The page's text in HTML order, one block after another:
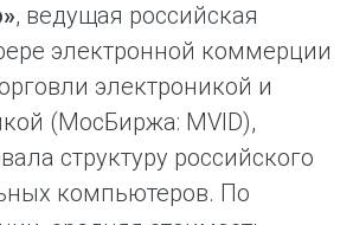
, ведущая российская
электронной коммерции
электроникой и
(МосБиржа: MVID),
структуру российского
компьютеров. По